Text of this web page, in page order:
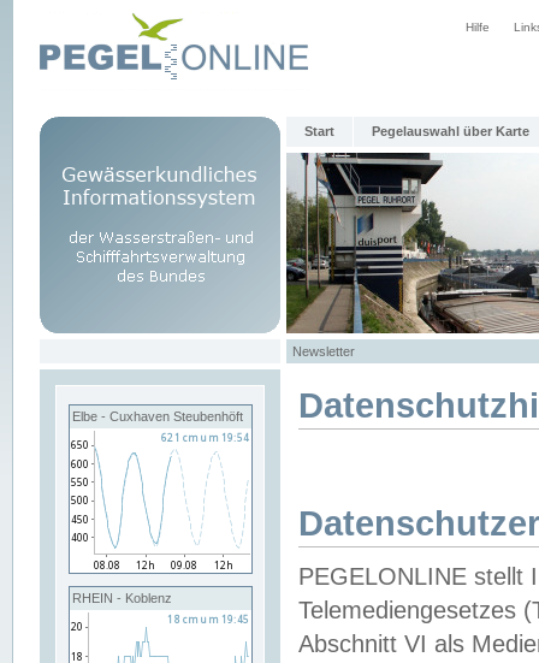
Hilfe
Start Pegelauswahl über Karte
Newsletter
Elbe - Cuxhaven Steubenhöft
RHEIN - Koblenz
PEGELONLINE stellt
Telemediengesetzes
Abschnitt VI als